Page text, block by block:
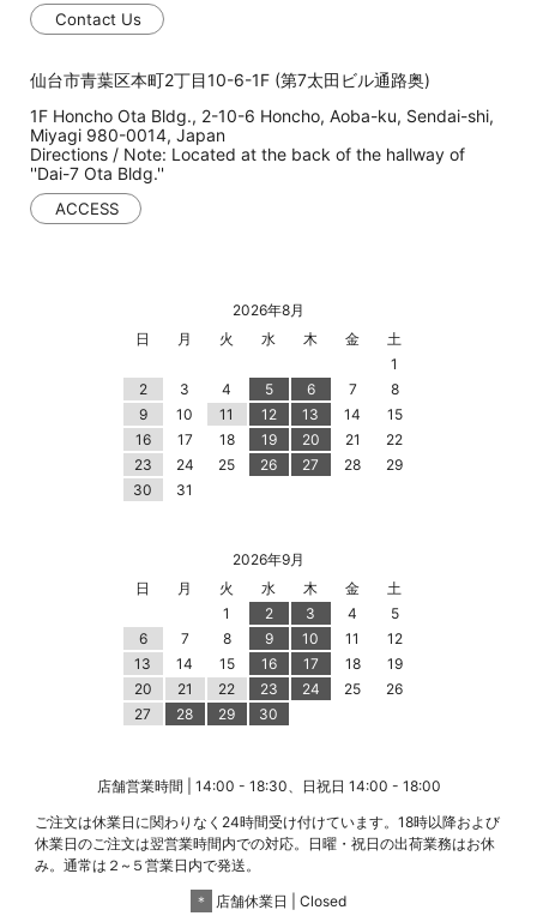
Contact Us
仙台市青葉区本町2丁目10-6-1F (第7太田ビル通路奥)
1F Honcho Ota Bldg., 2-10-6 Honcho, Aoba-ku, Sendai-shi,
Miyagi 980-0014, Japan
Directions / Note: Located at the back of the hallway of
''Dai-7 Ota Bldg.''
ACCESS
2026年8月
日
月 火 水 木 金
土
1
2
3 4 5 6 7
8
9
10 11 12 13 14
15
16
17 18 19 20 21
22
23
24 25 26 27 28
29
30
31
2026年9月
日
月 火 水 木 金
土
1
2 3 4
5
6
7 8 9 10 11
12
13
14 15 16 17 18
19
20
21 22 23 24 25
26
27
28 29 30
店舗営業時間 | 14:00 - 18:30、日祝日 14:00 - 18:00
ご注文は休業日に関わりなく24時間受け付けています。18時以降および
休業日のご注文は翌営業時間内での対応。日曜・祝日の出荷業務はお休
み。通常は２~５営業日内で発送。
＊
店舗休業日 | Closed